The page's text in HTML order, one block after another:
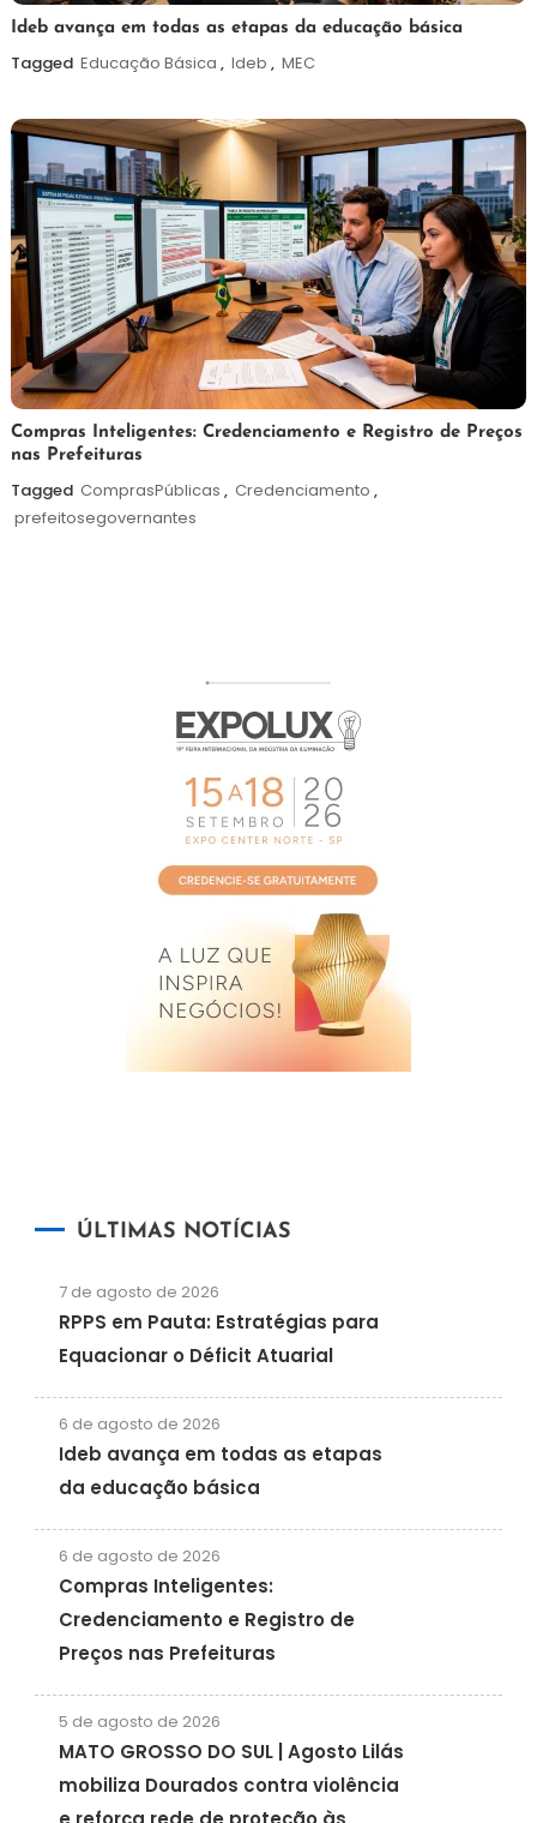
6
de
2026
Maurilio
Ideb avança em todas as etapas da educação básica
Tagged Educação Básica , Ideb , MEC
6
de
agosto
de
Redação
Compras Inteligentes: Credenciamento e Registro de Preços
nas Prefeituras
Tagged ComprasPúblicas , Credenciamento ,
prefeitosegovernantes
ÚLTIMAS NOTÍCIAS
7 de agosto de 2026
RPPS em Pauta: Estratégias para
Equacionar o Déficit Atuarial
6 de agosto de 2026
Ideb avança em todas as etapas
da educação básica
6 de agosto de 2026
Compras Inteligentes:
Credenciamento e Registro de
Preços nas Prefeituras
5 de agosto de 2026
MATO GROSSO DO SUL | Agosto Lilás
mobiliza Dourados contra violência